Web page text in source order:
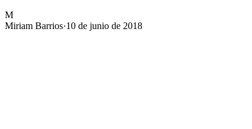
M
Miriam Barrios·10 de junio de 2018